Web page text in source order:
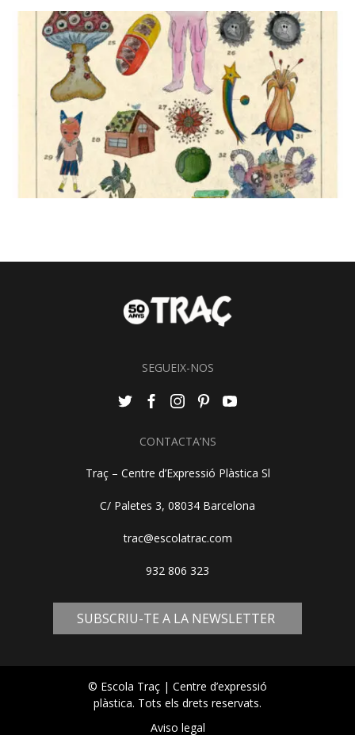
SEGUEIX-NOS
CONTACTA’NS
Traç – Centre d’Expressió Plàstica Sl
C/ Paletes 3, 08034 Barcelona
trac@escolatrac.com
932 806 323
SUBSCRIU-TE A LA NEWSLETTER
© Escola Traç | Centre d’expressió
plàstica. Tots els drets reservats.
Aviso legal